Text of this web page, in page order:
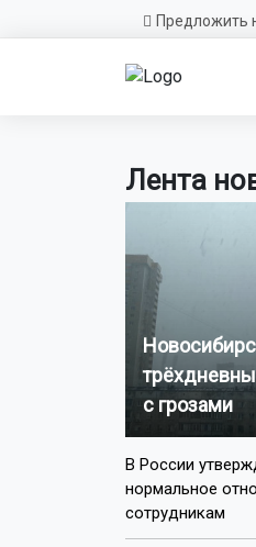
Предложить
Лента
с грозами
В России
нормальное
сотрудникам